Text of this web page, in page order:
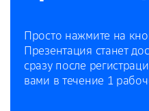
Просто нажмите на
Презентация станет
сразу после
вами в течение 1